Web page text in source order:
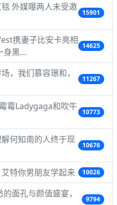
外媒曝两人未受邀
15901
携妻子比安卡亮相
身黑…
14625
，我们慕容璟和，
11267
霉Ladygaga和吹牛
10773
何知南的人终于现
10676
特你男朋友学起来 10026
面孔与颜值盛宴，
9794